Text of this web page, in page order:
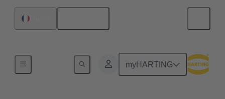
myHARTING
Cadres de blindage, cadres de fixation